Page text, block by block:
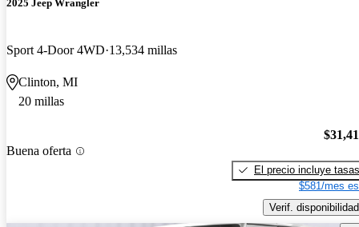
2025 Jeep Wrangler
Sport 4-Door 4WD 13,534 millas
Clinton, MI
20 millas
Buena oferta
El precio incluye tasas
$581/mes
Verif. disponibilidad